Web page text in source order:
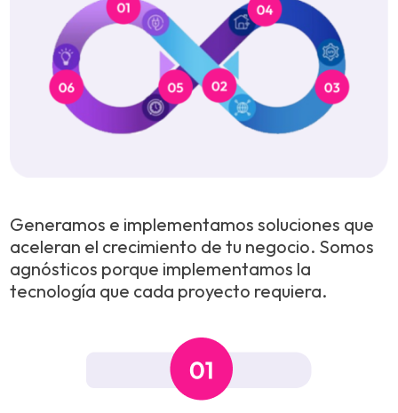
Generamos e implementamos soluciones que
aceleran el crecimiento de tu negocio. Somos
agnósticos porque implementamos la
tecnología que cada proyecto requiera.